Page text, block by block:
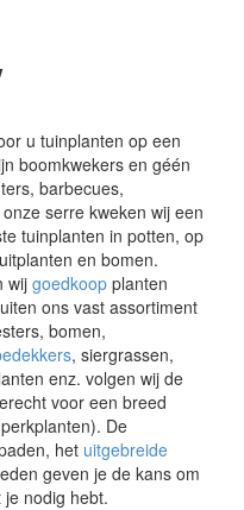
u tuinplanten op een
boomkwekers en géén
barbecues,
serre kweken wij een
tuinplanten in potten, op
en bomen.
wij goedkoop planten
ons vast assortiment
bomen,
, siergrassen,
enz. volgen wij de
voor een breed
De
het uitgebreide
geven je de kans om
nodig hebt.